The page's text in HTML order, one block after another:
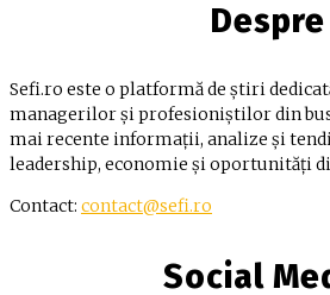
Despre
Sefi.ro este o platformă de știri
managerilor și profesioniștilor din
mai recente informații, analize și
leadership, economie și oportunități
Contact: contact@sefi.ro
Social